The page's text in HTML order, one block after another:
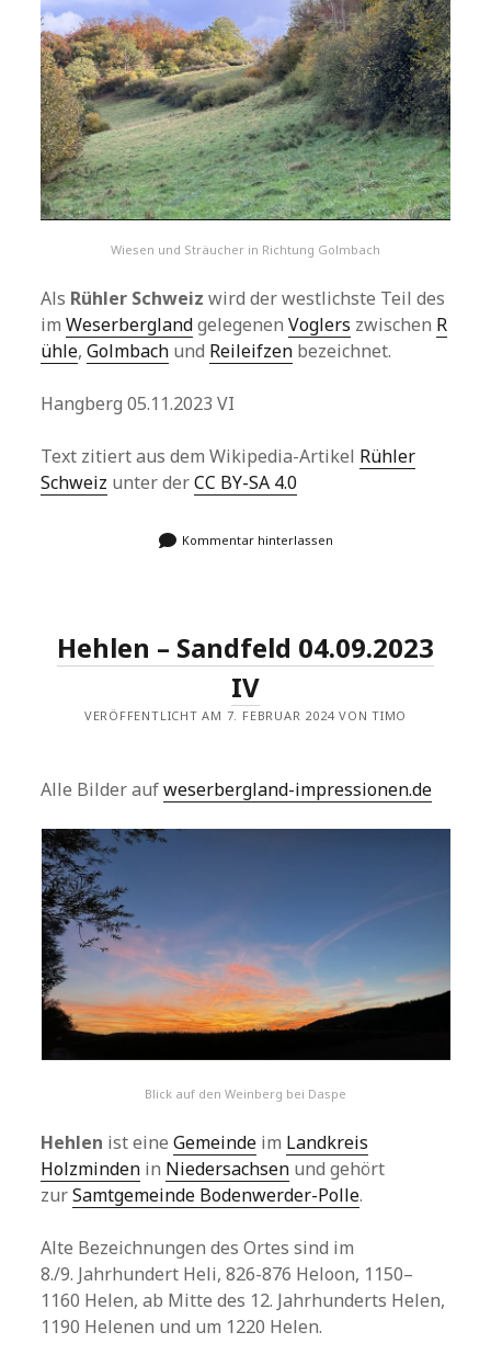
Wiesen und Sträucher in Richtung Golmbach
Als Rühler Schweiz wird der westlichste Teil des
imWeserberglandgelegenenVoglers zwischen R
ühle,Golmbach und Reileifzen bezeichnet.
Hangberg 05.11.2023 VI
Text zitiert aus dem Wikipedia-Artikel Rühler
Schweiz unter derCC BY-SA 4.0
Kommentar hinterlassen
Hehlen – Sandfeld 04.09.2023
IV
VERÖFFENTLICHT AM 7. FEBRUAR 2024 VON TIMO
Alle Bilder aufweserbergland-impressionen.de
Blick auf den Weinberg bei Daspe
Hehlen ist eineGemeinde im Landkreis
Holzminden in Niedersachsen und gehört
zurSamtgemeinde Bodenwerder-Polle.
Alte Bezeichnungen des Ortes sind im
8./9. Jahrhundert Heli, 826-876 Heloon, 1150–
1160 Helen, ab Mitte des 12. Jahrhunderts Helen,
1190 Helenen und um 1220 Helen.